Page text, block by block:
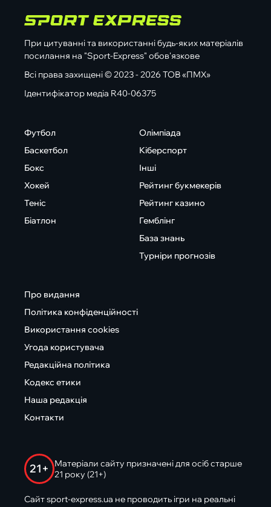
При цитуванні та використанні будь-яких матеріалів
посилання на "Sport-Express" обов'язкове
Всі права захищені © 2023 - 2026 ТОВ «ПМХ»
Ідентифікатор медіа R40-06375
Футбол
Баскетбол
Бокс
Хокей
Теніс
Біатлон
Олімпіада
Кіберспорт
Інші
Рейтинг букмекерів
Рейтинг казино
Гемблінг
База знань
Турніри прогнозів
Про видання
Політика конфіденційності
Використання cookies
Угода користувача
Редакційна політика
Кодекс етики
Наша редакція
Контакти
21+
Матеріали сайту призначені для осіб старше
21 року (21+)
Сайт sport-express.ua не проводить ігри на реальні